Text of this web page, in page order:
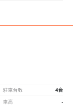
駐車台数 4台
車高 -